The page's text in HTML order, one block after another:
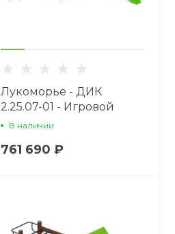
Лукоморье - ДИК
2.25.07-01 - Игровой
комплекс H=1200
В наличии
761 690 ₽